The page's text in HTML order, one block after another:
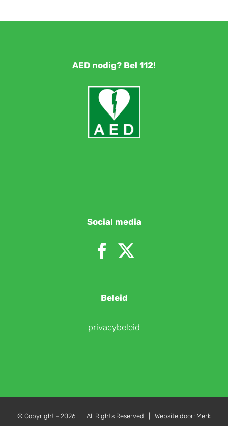
AED nodig? Bel 112!
Social media
Beleid
privacybeleid
© Copyright - 2026 | All Rights Reserved | Website door: Merk